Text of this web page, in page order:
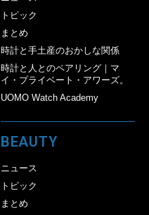
トピック
まとめ
時計と手土産のおかしな関係
時計と人とのペアリング｜マ
イ・プライベート・アワーズ。
UOMO Watch Academy
BEAUTY
ニュース
トピック
まとめ